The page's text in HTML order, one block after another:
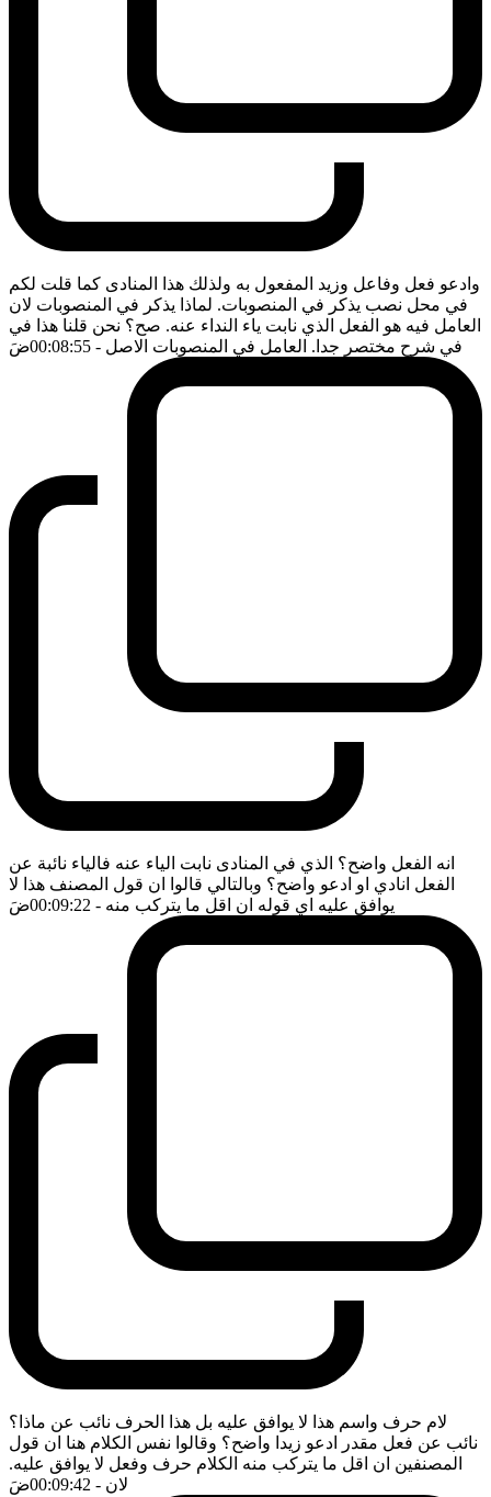
وادعو فعل وفاعل وزيد المفعول به ولذلك هذا المنادى كما قلت لكم
في محل نصب يذكر في المنصوبات. لماذا يذكر في المنصوبات لان
العامل فيه هو الفعل الذي نابت ياء النداء عنه. صح؟ نحن قلنا هذا في
في شرح مختصر جدا. العامل في المنصوبات الاصل - 00:08:55 ضَ
انه الفعل واضح؟ الذي في المنادى نابت الياء عنه فالياء نائبة عن
الفعل انادي او ادعو واضح؟ وبالتالي قالوا ان قول المصنف هذا لا
يوافق عليه اي قوله ان اقل ما يتركب منه - 00:09:22 ضَ
لام حرف واسم هذا لا يوافق عليه بل هذا الحرف نائب عن ماذا؟
نائب عن فعل مقدر ادعو زيدا واضح؟ وقالوا نفس الكلام هنا ان قول
المصنفين ان اقل ما يتركب منه الكلام حرف وفعل لا يوافق عليه.
لان - 00:09:42 ضَ